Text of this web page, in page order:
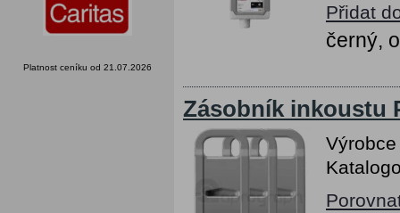
Platnost ceníku od 21.07.2026
Přidat
černý,
Zásobník inkoustu